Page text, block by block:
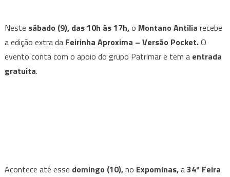
eventos!
Neste sábado (9), das 10h às 17h,o Montano Antilia recebe
a edição extra da Feirinha Aproxima – Versão Pocket.O
evento conta com o apoio do grupo Patrimar e tem a entrada
gratuita.
Acontece até esse domingo (10),no Expominas,a34ª Feira